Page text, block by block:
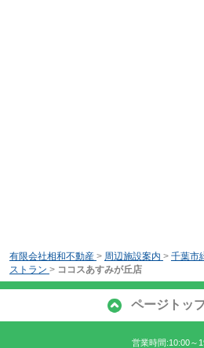
有限会社相和不動産 > 周辺施設案内 > 千葉市
ストラン > ココスあすみが丘店
ページトッ
営業時間:10:00～